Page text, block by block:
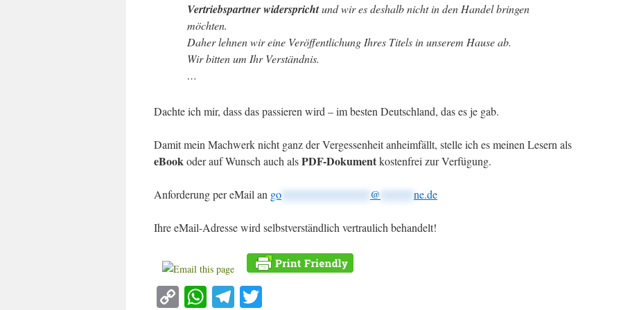
Vertriebspartner widersprichtund wir es deshalb nicht in den Handel bringen
möchten.
Daher lehnen wir eine Veröffentlichung Ihres Titels in unserem Hause ab.
Wir bitten um Ihr Verständnis.
…
Dachte ich mir, dass das passieren wird – im besten Deutschland, das es je gab.
Damit mein Machwerk nicht ganz der Vergessenheit anheimfällt, stelle ich es meinen Lesern als
eBookoder auf Wunsch auch alsPDF-Dokumentkostenfrei zur Verfügung.
Anforderung per eMail an go @ ne.de
Ihre eMail-Adresse wird selbstverständlich vertraulich behandelt!
CopyWhatsApp
Telegram